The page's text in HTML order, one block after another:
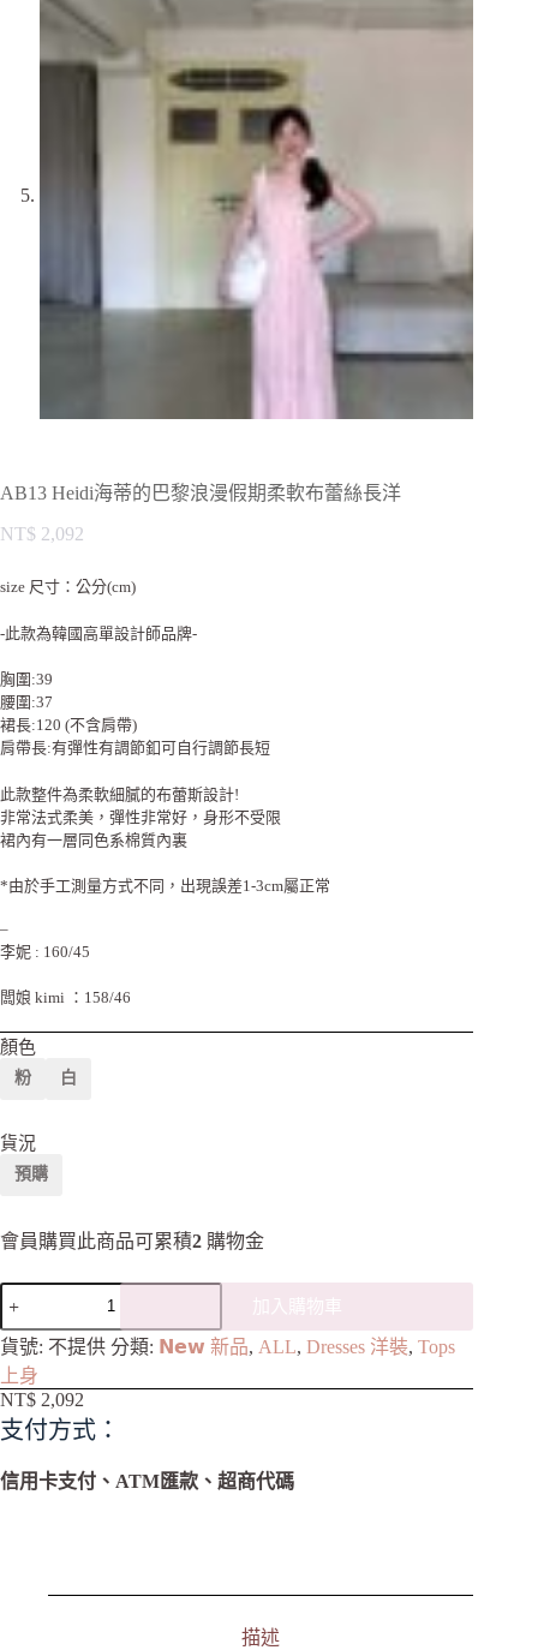
AB13 Heidi海蒂的巴黎浪漫假期柔軟布蕾絲長洋
NT$ 2,092
size 尺寸：公分(cm)
-此款為韓國高單設計師品牌-
胸圍:39
腰圍:37
裙長:120 (不含肩帶)
肩帶長:有彈性有調節釦可自行調節長短
此款整件為柔軟細膩的布蕾斯設計!
非常法式柔美，彈性非常好，身形不受限
裙內有一層同色系棉質內裏
*由於手工測量方式不同，出現誤差1-3cm屬正常
–
李妮 : 160/45
闆娘 kimi ：158/46
顏色
粉 白
貨況
預購
會員購買此商品可累積2 購物金
加入購物車
A
t
e
r
a
t
貨號: 不提供 分類: 𝗡𝗲𝘄 新品, ALL, Dresses 洋裝, Tops
上身
NT$ 2,092
支付方式：
信用卡支付、ATM匯款、超商代碼
描述